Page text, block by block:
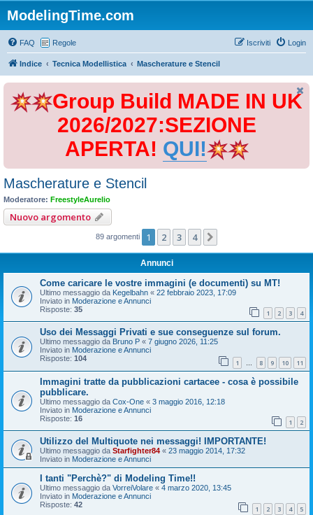
ModelingTime.com
FAQ Regole Login
Iscriviti
Indice Tecnica Modellistica Mascherature e Stencil
Group Build MADE IN UK
2026/2027:SEZIONE
APERTA! QUI!
Mascherature e Stencil
Moderatore: FreestyleAurelio
Nuovo argomento
89 argomenti 1 2 3 4
Annunci
Come caricare le vostre immagini (e documenti) su MT!
Ultimo messaggio da Kegelbahn « 22 febbraio 2023, 17:09
Inviato in Moderazione e Annunci
Risposte: 35 1 2 3 4
Uso dei Messaggi Privati e sue conseguenze sul forum.
Ultimo messaggio da Bruno P « 7 giugno 2026, 11:25
Inviato in Moderazione e Annunci
Risposte: 104 1 … 8 9 10 11
Immagini tratte da pubblicazioni cartacee - cosa è possibile
pubblicare.
Ultimo messaggio da Cox-One « 3 maggio 2016, 12:18
Inviato in Moderazione e Annunci
Risposte: 16 1 2
Utilizzo del Multiquote nei messaggi! IMPORTANTE!
Ultimo messaggio da Starfighter84 « 23 maggio 2014, 17:32
Inviato in Moderazione e Annunci
I tanti "Perchè?" di Modeling Time!!
Ultimo messaggio da VorreiVolare « 4 marzo 2020, 13:45
Inviato in Moderazione e Annunci
Risposte: 42 1 2 3 4 5